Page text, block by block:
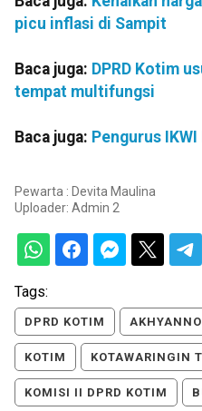
picu inflasi di Sampit
Baca juga: DPRD Kotim
tempat multifungsi
Baca juga: Pengurus
Pewarta : Devita Maulina
Uploader: Admin 2
Tags:
DPRD KOTIM
KOTIM KOTAWARINGIN
KOMISI II DPRD KOTIM